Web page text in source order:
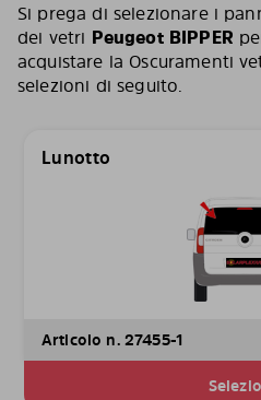
Si prega di selezionare i
dei vetri Peugeot BIPPER
acquistare la Oscuramenti
selezioni di seguito.
Lunotto
Articolo n. 27455-1